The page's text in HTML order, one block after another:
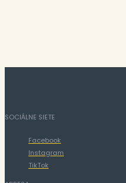
SOCIÁLNE SIETE
Facebook
Instagram
TikTok